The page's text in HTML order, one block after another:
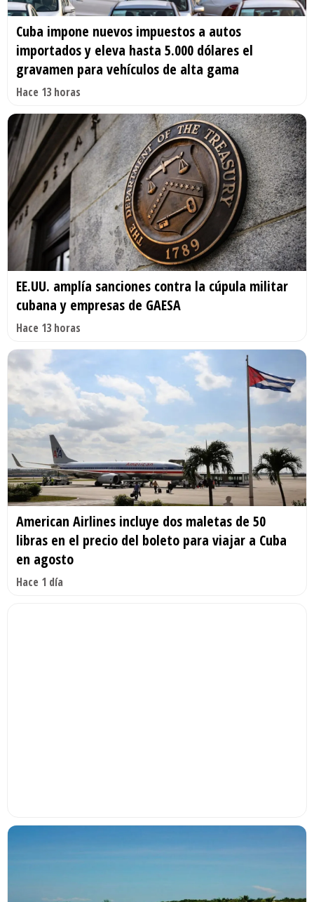
Cuba impone nuevos impuestos a autos
importados y eleva hasta 5.000 dólares el
gravamen para vehículos de alta gama
Hace 13 horas
EE.UU. amplía sanciones contra la cúpula militar
cubana y empresas de GAESA
Hace 13 horas
American Airlines incluye dos maletas de 50
libras en el precio del boleto para viajar a Cuba
en agosto
Hace 1 día